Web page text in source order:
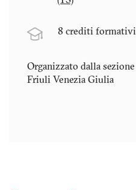
8 crediti formativi
Organizzato dalla
Friuli Venezia Giulia